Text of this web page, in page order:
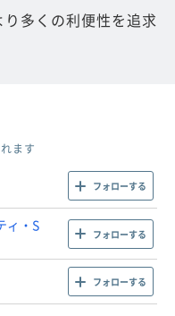
多くの利便性を追求
ます
フォローする
ィ・S
フォローする
フォローする